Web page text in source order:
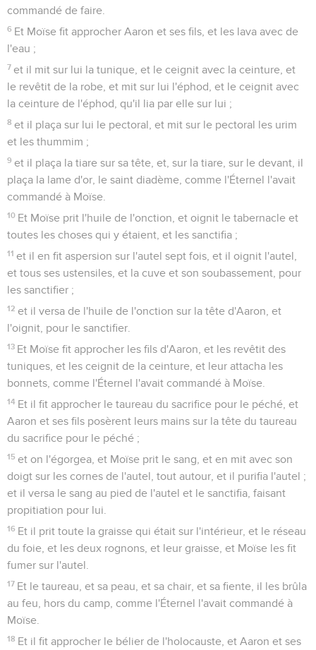
commandé de faire.
6 Et Moïse fit approcher Aaron et ses fils, et les lava avec de
l'eau ;
7 et il mit sur lui la tunique, et le ceignit avec la ceinture, et
le revêtit de la robe, et mit sur lui l'éphod, et le ceignit avec
la ceinture de l'éphod, qu'il lia par elle sur lui ;
8 et il plaça sur lui le pectoral, et mit sur le pectoral les urim
et les thummim ;
9 et il plaça la tiare sur sa tête, et, sur la tiare, sur le devant, il
plaça la lame d'or, le saint diadème, comme l'Éternel l'avait
commandé à Moïse.
10 Et Moïse prit l'huile de l'onction, et oignit le tabernacle et
toutes les choses qui y étaient, et les sanctifia ;
11 et il en fit aspersion sur l'autel sept fois, et il oignit l'autel,
et tous ses ustensiles, et la cuve et son soubassement, pour
les sanctifier ;
12 et il versa de l'huile de l'onction sur la tête d'Aaron, et
l'oignit, pour le sanctifier.
13 Et Moïse fit approcher les fils d'Aaron, et les revêtit des
tuniques, et les ceignit de la ceinture, et leur attacha les
bonnets, comme l'Éternel l'avait commandé à Moïse.
14 Et il fit approcher le taureau du sacrifice pour le péché, et
Aaron et ses fils posèrent leurs mains sur la tête du taureau
du sacrifice pour le péché ;
15 et on l'égorgea, et Moïse prit le sang, et en mit avec son
doigt sur les cornes de l'autel, tout autour, et il purifia l'autel ;
et il versa le sang au pied de l'autel et le sanctifia, faisant
propitiation pour lui.
16 Et il prit toute la graisse qui était sur l'intérieur, et le réseau
du foie, et les deux rognons, et leur graisse, et Moïse les fit
fumer sur l'autel.
17 Et le taureau, et sa peau, et sa chair, et sa fiente, il les brûla
au feu, hors du camp, comme l'Éternel l'avait commandé à
Moïse.
18 Et il fit approcher le bélier de l'holocauste, et Aaron et ses